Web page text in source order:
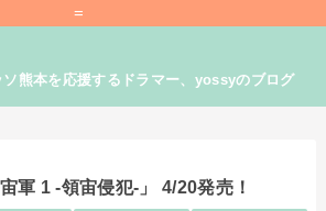
=
熊本を応援するドラマー、yossyのブログ
軍 1 -領宙侵犯-」 4/20発売！